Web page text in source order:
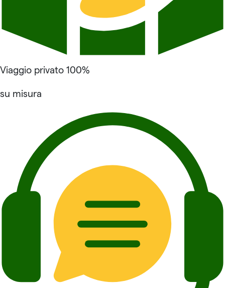
Viaggio privato 100%
su misura